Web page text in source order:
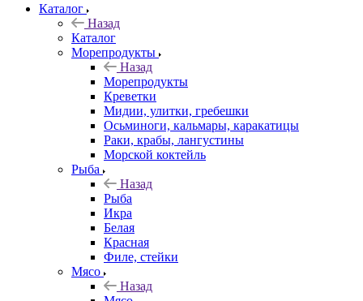
Каталог
Назад
Каталог
Морепродукты
Назад
Морепродукты
Креветки
Мидии, улитки, гребешки
Осьминоги, кальмары, каракатицы
Раки, крабы, лангустины
Морской коктейль
Рыба
Назад
Рыба
Икра
Белая
Красная
Филе, стейки
Мясо
Назад